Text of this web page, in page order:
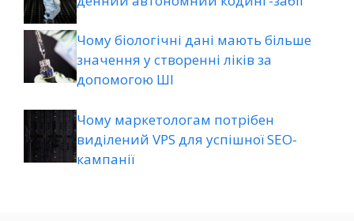
Чому біологічні дані мають більше
значення у створенні ліків за
допомогою ШІ
Чому маркетологам потрібен
виділений VPS для успішної SEO-
кампанії